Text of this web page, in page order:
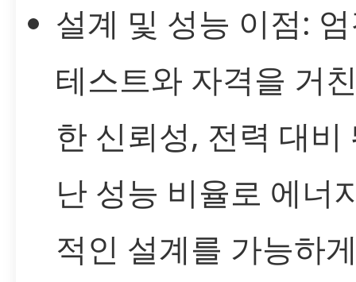
설계 및 성능 이점:
테스트와 자격을 거
한 신뢰성, 전력 대비
난 성능 비율로 에너
적인 설계를 가능하